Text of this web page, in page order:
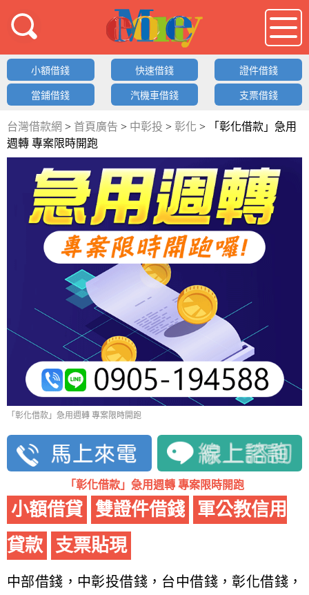
借錢LOGO
小額借錢 快速借錢 證件借錢
當鋪借錢 汽機車借錢 支票借錢
台灣借款網 > 首頁廣告 > 中彰投 > 彰化 >
「彰化借款」急用
週轉 專案限時開跑
「彰化借款」急用週轉 專案限時開跑
「彰化借款」急用週轉 專案限時開跑
小額借貸 雙證件借錢
軍公教信用
貸款
支票貼現
中部借錢，中彰投借錢，台中借錢，彰化借錢，